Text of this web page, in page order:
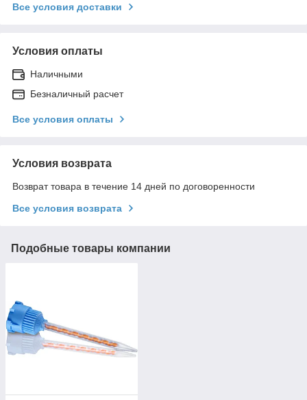
Все условия доставки
Условия оплаты
Наличными
Безналичный расчет
Все условия оплаты
Условия возврата
Возврат товара в течение 14 дней по договоренности
Все условия возврата
Подобные товары компании